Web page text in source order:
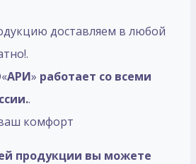
доставляем в любой
«АРИ» работает со всеми
.
комфорт
продукции вы можете